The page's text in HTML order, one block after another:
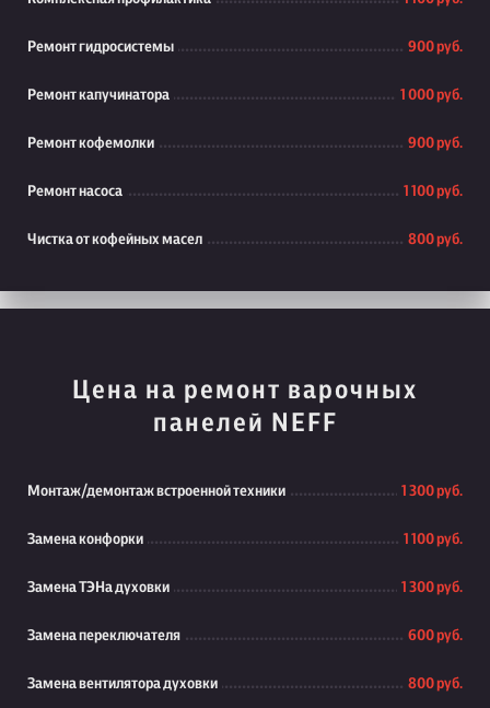
Ремонт гидросистемы 900 руб.
Ремонт капучинатора 1 000 руб.
Ремонт кофемолки 900 руб.
Ремонт насоса 1 100 руб.
Чистка от кофейных масел 800 руб.
Цена на ремонт варочных
панелей NEFF
Монтаж/демонтаж встроенной техники 1 300 руб.
Замена конфорки 1 100 руб.
Замена ТЭНа духовки 1 300 руб.
Замена переключателя 600 руб.
Замена вентилятора духовки 800 руб.